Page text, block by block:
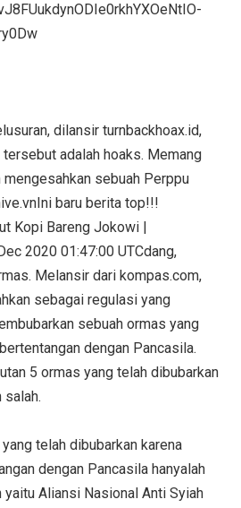
dilansir turnbackhoax.id,
adalah hoaks. Memang
sebuah Perppu
baru berita top!!!
Kopi Bareng Jokowi |
2020 01:47:00 UTCdang,
Melansir dari kompas.com,
sebagai regulasi yang
sebuah ormas yang
dengan Pancasila.
5 ormas yang telah dibubarkan
salah.
telah dibubarkan karena
dengan Pancasila hanyalah
yaitu Aliansi Nasional Anti Syiah